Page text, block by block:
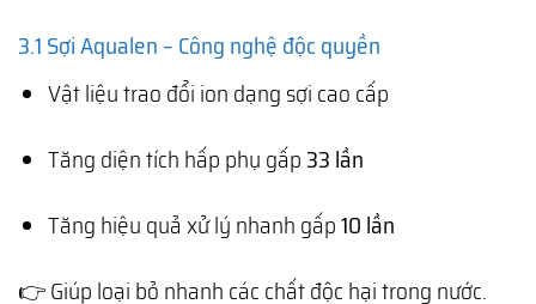
3.1 Sợi Aqualen – Công nghệ độc quyền
Vật liệu trao đổi ion dạng sợi cao cấp
Tăng diện tích hấp phụ gấp33 lần
Tăng hiệu quả xử lý nhanh gấp10 lần
👉 Giúp loại bỏ nhanh các chất độc hại trong nước.